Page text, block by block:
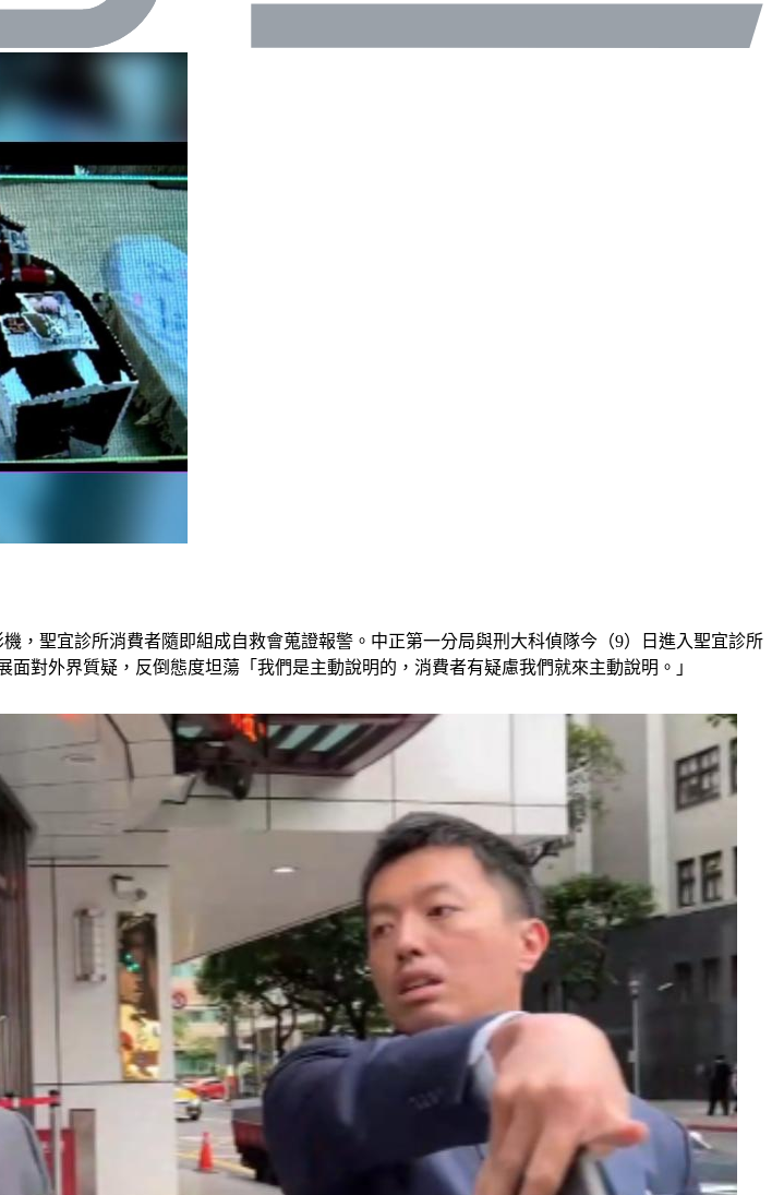
，聖宜診所消費者隨即組成自救會蒐證報警。中正第一分局與刑大科偵隊今（9）日進入聖宜診所
對外界質疑，反倒態度坦蕩「我們是主動說明的，消費者有疑慮我們就來主動說明。」